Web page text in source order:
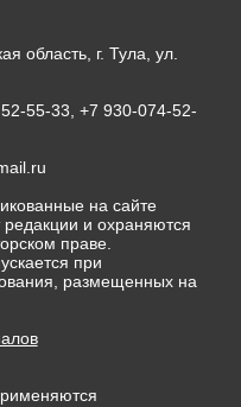
область, г. Тула, ул.
55-33, +7 930-074-52-
на сайте
и охраняются
праве.
при
размещенных на